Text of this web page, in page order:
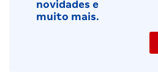
novidades e
muito mais.